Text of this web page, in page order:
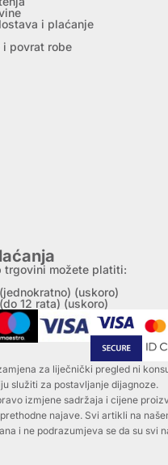
i plaćanje
i povrat robe
trgovini možete platiti:
(uskoro)
12 rata) (uskoro)
za liječnički pregled ni
služiti za postavljanje dijagnoze.
izmjene sadržaja i cijene
najave. Svi artikli na
i ne podrazumjeva se da su svi